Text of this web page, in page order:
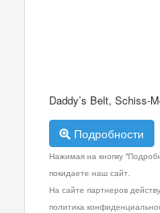
Daddy’s Belt, Schiss-
Подробности
Нажимая на кнопку
покидаете наш сайт.
На сайте партнеров
политика